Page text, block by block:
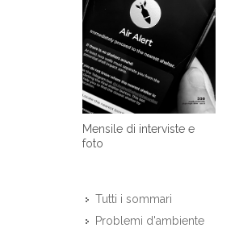
Mensile di interviste e
foto
Tutti i sommari
Problemi d'ambiente